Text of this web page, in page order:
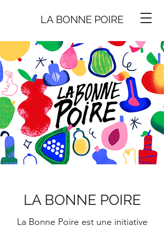
LA BONNE POIRE
LA BONNE POIRE
La Bonne Poire est une initiative